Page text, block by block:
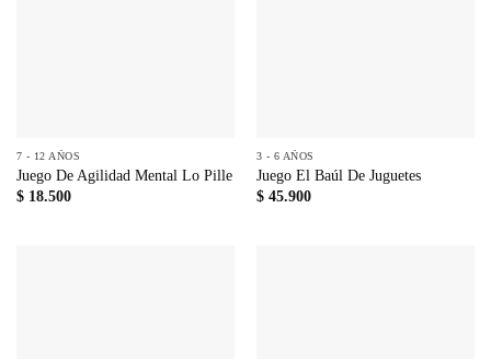
7 - 12 AÑOS
Juego De Agilidad Mental Lo Pille
$18.500
3 - 6 AÑOS
Juego El Baúl De Juguetes
$45.900